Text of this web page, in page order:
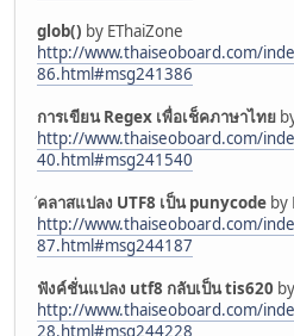
glob() by EThaiZone
http://www.thaiseoboard.com/
86.html#msg241386
การเขียน Regex เพื่อเช็คภาษาไทย
http://www.thaiseoboard.com/
40.html#msg241540
คลาสแปลง UTF8 เป็น punycode by
http://www.thaiseoboard.com/
87.html#msg244187
ฟังค์ชั่นแปลง utf8 กลับเป็น tis620
http://www.thaiseoboard.com/
28.html#msg244228